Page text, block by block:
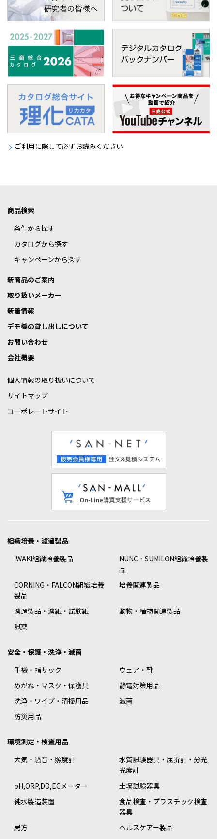
ご利用に際して必ずお読みください
商品検索
条件から探す
カタログから探す
キャンペーンから探す
新商品のご案内
取り扱いメーカー
新着情報
デモ機の貸し出しについて
お問い合わせ
会社概要
個人情報の取り扱いについて
サイトマップ
コーポレートサイト
組織培養・濾過製品
IWAKI組織培養製品
NUNC・SUMILON組織培養製
品
CORNING・FALCON組織培養
製品
培養関連製品
濾過製品・濾紙・試験紙
動物・植物関連製品
試薬
安全・保護・洗浄・滅菌
手袋・指サック
ウェア・靴
めがね・マスク・保護具
静電対策用品
洗浄・ワイプ・清掃用品
滅菌
防災用品
環境測定・検査用品
大気・騒音・照度計
水質試験器具・屈折計・分光
光度計
pH,ORP,DO,ECメーター
土壌試験器具
純水製造装置
食品検査・プラスチック検査
器具
局方
ヘルスケアー製品